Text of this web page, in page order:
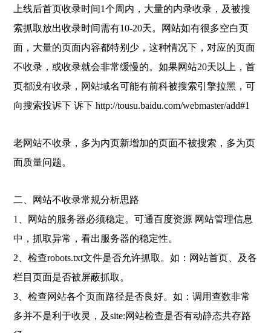
上线后首页收录时间1个周内，大量的内录收录，及被搜
索抓取放出收录时间需有10-20天。网站如有很多空白页
面，大量的页面内容都特别少，这种情况下，对应的页面
不收录，或收录就会非常缓慢的。如果网站20天以上，首
页都没有收录，网站域名可能有前科被搜索引擎拉黑，可
向搜索投诉下 诉下 http://tousu.baidu.com/webmaster/add#1
老网站不收录，多为内页新增加的页面不被搜索，多为页
面质量问题。
二、网站不收录常规分析思路
1、网站的服务器必须稳定。可通百度资源 网站管理信息
中，抓取异常，看出服务器的稳定性。
2、检查robots.txt文件是否允许抓取。如：网站首页、及各
栏目页面是否被屏蔽抓取。
3、检查网站各个页面路径是否良好。如：调用查数非常
多并不是利于收灵，及site:网站检查是否有动静态共存路